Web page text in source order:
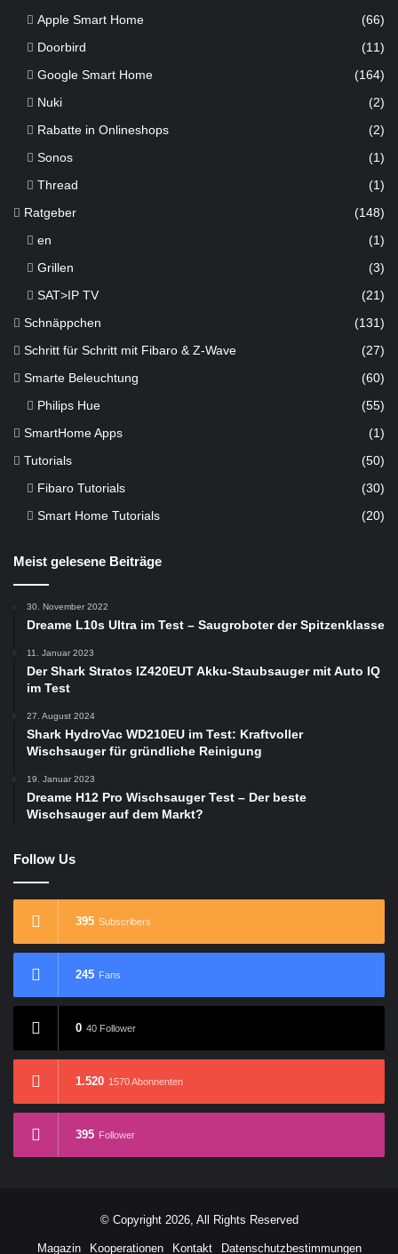
Apple Smart Home
(66)
Doorbird
(11)
Google Smart Home
(164)
Nuki
(2)
Rabatte in Onlineshops
(2)
Sonos
(1)
Thread
(1)
Ratgeber (148)
en
(1)
Grillen
(3)
SAT>IP TV
(21)
Schnäppchen (131)
Schritt für Schritt mit Fibaro & Z-Wave (27)
Smarte Beleuchtung (60)
Philips Hue (55)
SmartHome Apps (1)
Tutorials (50)
Fibaro Tutorials
(30)
Smart Home Tutorials
(20)
Meist gelesene Beiträge
30. November 2022
Dreame L10s Ultra im Test – Saugroboter der Spitzenklasse
11. Januar 2023
Der Shark Stratos IZ420EUT Akku-Staubsauger mit Auto IQ
im Test
27. August 2024
Shark HydroVac WD210EU im Test: Kraftvoller
Wischsauger für gründliche Reinigung
19. Januar 2023
Dreame H12 Pro Wischsauger Test – Der beste
Wischsauger auf dem Markt?
Follow Us
395 Subscribers
245 Fans
0 40 Follower
1.520 1570 Abonnenten
395 Follower
© Copyright 2026, All Rights Reserved
Magazin Kooperationen Kontakt Datenschutzbestimmungen